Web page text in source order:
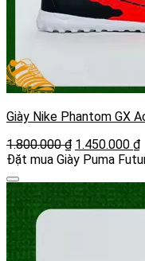
Giày Nike Phantom GX
1.800.000₫ Giá
gốc
1.800.000 ₫.
1.450.000 ₫
Đặt mua Giày Puma